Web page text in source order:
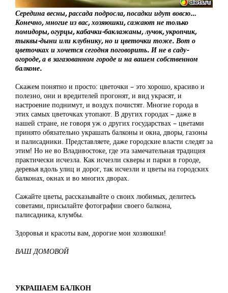
Середина весны, рассада подросла, посадки идут вовсю…
Конечно, многие из вас, хозяюшки, сажают не только
помидоры, огурцы, кабачки-баклажаны, лучок, укропчик,
тыквы-дыни или клубнику, но и цветочки тоже. Вот о
цветочках и хочется сегодня поговорить. И не в саду-
огороде, а в загазованном городе и на вашем собственном
балконе.
Скажем понятно и просто: цветочки – это хорошо, красиво и
полезно, они и вредителей прогонят, и вид украсят, и
настроение поднимут, и воздух почистят. Многие города в
этих самых цветочках утопают. В других городах – даже в
нашей стране, не говоря уж о других государствах – цветами
принято обязательно украшать балконы и окна, дворы, газоны
и палисадники. Представляете, даже городские власти следят за
этим! Но не во Владивостоке, где эта замечательная традиция
практически исчезла. Как исчезли скверы и парки в городе,
деревья вдоль улиц и дорог, так исчезли и цветы на городских
балконах, окнах и во многих дворах.
Сажайте цветы, рассказывайте о своих любимых, делитесь
советами, присылайте фотографии своего балкона,
палисадника, клумбы.
Здоровья и красоты вам, дорогие мои хозяюшки!
ВАШ ДОМОВОЙ
УКРАШАЕМ БАЛКОН